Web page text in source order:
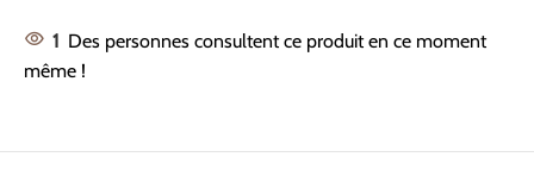
1 Des personnes consultent ce produit en ce moment
même !